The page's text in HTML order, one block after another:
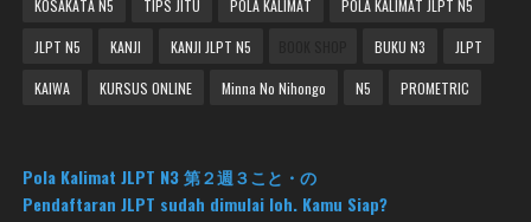
KOSAKATA N5 TIPS JITU POLA KALIMAT POLA KALIMAT JLPT N5
JLPT N5 KANJI KANJI JLPT N5 BUKU N3 JLPT
KAIWA KURSUS ONLINE Minna No Nihongo N5 PROMETRIC
Pola Kalimat JLPT N3 第２週３こと・の
Pendaftaran JLPT sudah dimulai loh. Kamu Siap?